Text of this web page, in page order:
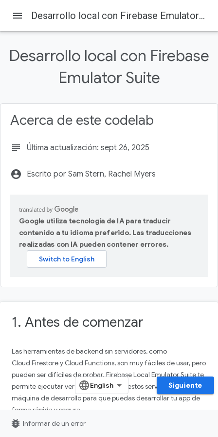
Firebase Codelabs
En esta página
1. Antes de comenzar
Actividades
menu Desarrollo local con Firebase Emulator Suite
Desarrollo local con Firebase
Emulator Suite
Acerca de este codelab
subject Última actualización: sept 26, 2025
account_circle Escrito por Sam Stern, Rachel Myers
Google utiliza tecnología de IA para traducir
contenido a tu idioma preferido. Las traducciones
realizadas con IA pueden contener errores.
1. Antes de comenzar
Las herramientas de backend sin servidores, como
Cloud Firestore y Cloud Functions, son muy fáciles de usar, pero
pueden ser difíciles de probar. Firebase Local Emulator Suite te
permite ejecutar versiones locales de estos servicios en tu
máquina de desarrollo para que puedas desarrollar tu app de
forma rápida y segura.
Requisitos previos
Siguiente
bug_report Informar de un error